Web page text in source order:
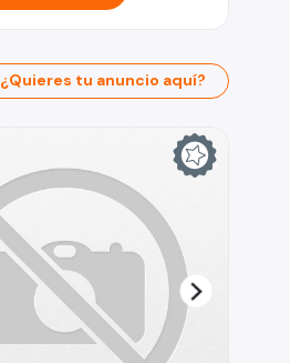
¿Quieres tu anuncio aquí?